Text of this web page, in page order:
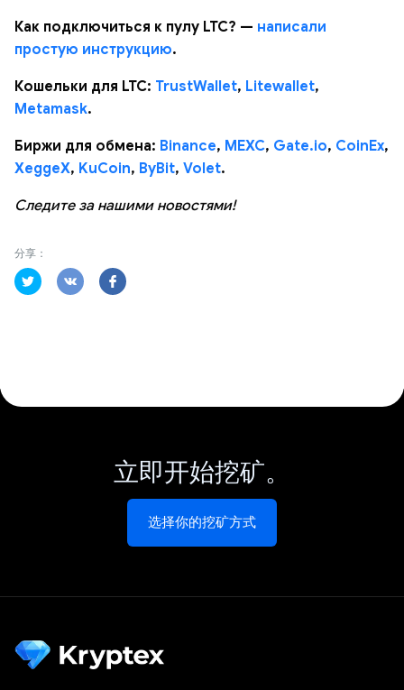
Как подключиться к пулу LTC? — написали
простую инструкцию.
Кошельки для LTC: TrustWallet, Litewallet,
Metamask.
Биржи для обмена: Binance, MEXC, Gate.io, CoinEx,
XeggeX, KuCoin, ByBit, Volet.
Следите за нашими новостями!
分享：
立即开始挖矿。
选择你的挖矿方式